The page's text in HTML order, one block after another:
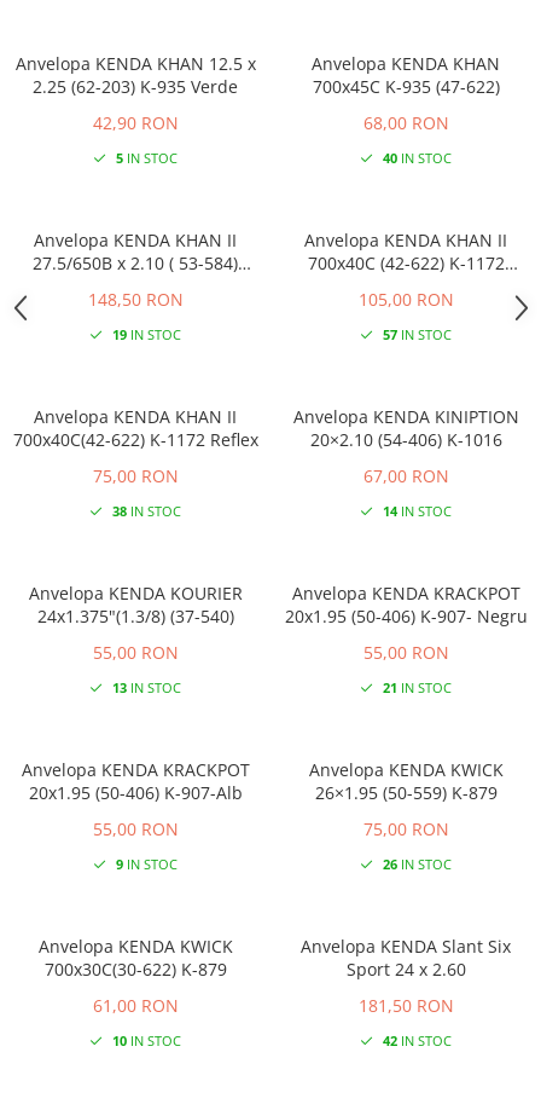
Anvelopa KENDA KHAN 12.5 x
2.25 (62-203) K-935 Verde
42,90 RON
5IN STOC
Anvelopa KENDA KHAN
700x45C K-935 (47-622)
68,00 RON
40IN STOC
Anvelopa KENDA KHAN II
27.5/650B x 2.10 ( 53-584)
148,50 RON
19IN STOC
Anvelopa KENDA KHAN II
700x40C (42-622) K-1172
105,00 RON
57IN STOC
Anvelopa KENDA KHAN II
700x40C(42-622) K-1172 Reflex
75,00 RON
38IN STOC
Anvelopa KENDA KINIPTION
20×2.10 (54-406) K-1016
67,00 RON
14IN STOC
Anvelopa KENDA KOURIER
24x1.375"(1.3/8) (37-540)
55,00 RON
13IN STOC
Anvelopa KENDA KRACKPOT
20x1.95 (50-406) K-907- Negru
55,00 RON
21 IN STOC
Anvelopa KENDA KRACKPOT
20x1.95 (50-406) K-907-Alb
55,00 RON
9IN STOC
Anvelopa KENDA KWICK
26×1.95 (50-559) K-879
75,00 RON
26IN STOC
Anvelopa KENDA KWICK
700x30C(30-622) K-879
61,00 RON
10IN STOC
Anvelopa KENDA Slant Six
Sport 24 x 2.60
181,50 RON
42IN STOC